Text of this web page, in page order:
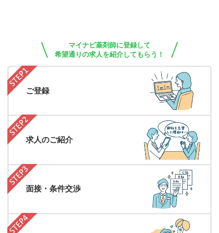
マイナビ薬剤師に登録して
希望通りの求人を紹介してもらう！
ご登録
求人のご紹介
面接・条件交渉